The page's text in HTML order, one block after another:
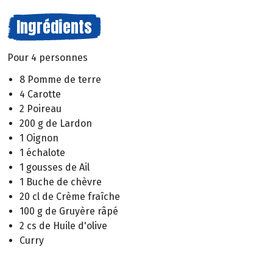
Ingrédients
Pour 4 personnes
8 Pomme de terre
4 Carotte
2 Poireau
200 g de Lardon
1 Oignon
1 échalote
1 gousses de Ail
1 Buche de chèvre
20 cl de Crème fraîche
100 g de Gruyère râpé
2 cs de Huile d'olive
Curry